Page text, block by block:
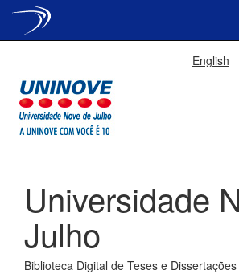
English
Universidade
Julho
Biblioteca Digital de Teses e Dissertações